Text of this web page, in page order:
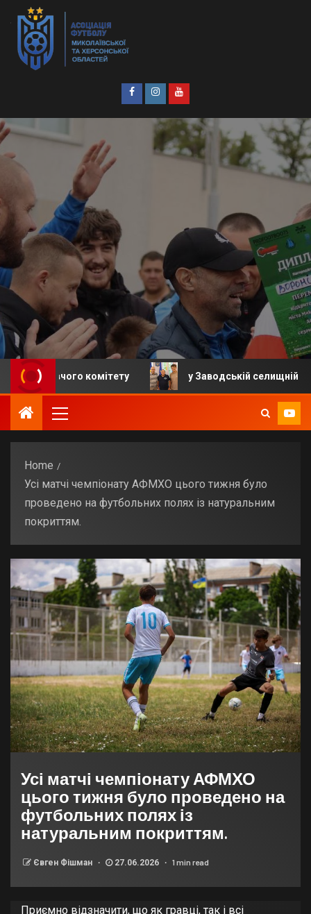
комітету у Заводській селищній громаді
Home
Усі матчі чемпіонату АФМХО цього тижня було
проведено на футбольних полях із натуральним
покриттям.
Усі матчі чемпіонату АФМХО
цього тижня було проведено на
футбольних полях із
натуральним покриттям.
Євген Фішман 27.06.2026 1 min read
Приємно відзначити, що як гравці, так і всі